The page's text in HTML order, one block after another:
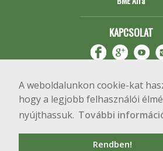
A weboldalunkon cookie-kat
hogy a legjobb felhasználói
nyújthassuk. További
Rendben!
KAPCSOLAT
Copyright © 2020 BME